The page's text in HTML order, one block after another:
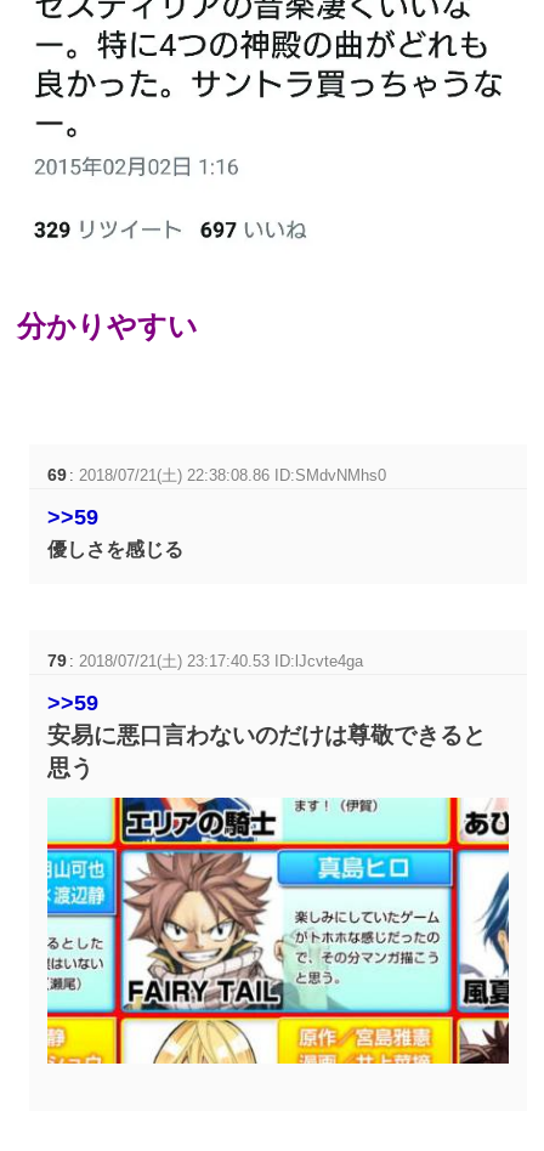
分かりやすい
69 : 2018/07/21(土) 22:38:08.86 ID:SMdvNMhs0
>>59
優しさを感じる
79 :2018/07/21(土) 23:17:40.53 ID:lJcvte4ga
>>59
安易に悪口言わないのだけは尊敬できると
思う